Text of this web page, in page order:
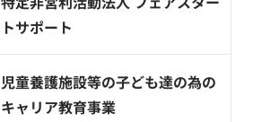
トサポート
児童養護施設等の子ども達の為の
キャリア教育事業